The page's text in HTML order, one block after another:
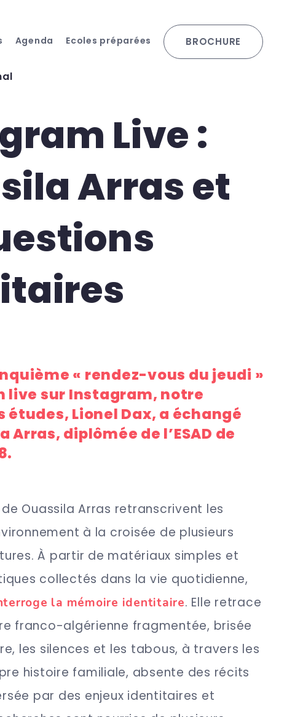
Agenda Ecoles préparées BROCHURE
Live :
Arras et
« rendez-vous du jeudi »
live sur Instagram, notre
études, Lionel Dax, a échangé
Arras, diplômée de l’ESAD de
Ouassila Arras retranscrivent les
à la croisée de plusieurs
À partir de matériaux simples et
collectés dans la vie quotidienne,
la mémoire identitaire. Elle retrace
franco-algérienne fragmentée, brisée
les silences et les tabous, à travers les
histoire familiale, absente des récits
par des enjeux identitaires et